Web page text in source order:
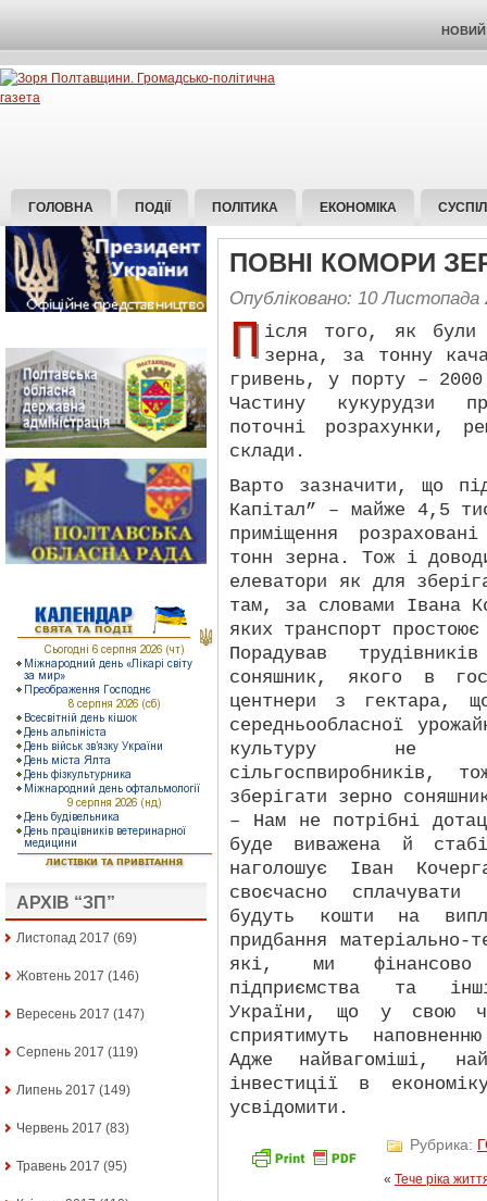
НОВИЙ
ГОЛОВНА ПОДІЇ ПОЛІТИКА ЕКОНОМІКА
АРХІВ “ЗП”
Листопад 2017 (69)
Жовтень 2017 (146)
Вересень 2017 (147)
Серпень 2017 (119)
Липень 2017 (149)
Червень 2017 (83)
Травень 2017 (95)
ПОВНІ КОМОРИ
Опубліковано: 10 Листопада
П ісля того, як були
зерна, за тонну
гривень, у порту –
Частину кукурудзи
поточні розрахунки,
склади.
Варто зазначити, що
Капітал” – майже 4,5
приміщення
тонн зерна. Тож і
елеватори як для
там, за словами Івана
яких транспорт
Порадував
соняшник, якого в
центнери з гектара,
середньообласної
культуру не
сільгоспвиробників,
зберігати зерно
– Нам не потрібні
буде виважена й
наголошує Іван
своєчасно
будуть кошти на
придбання матеріально-
які, ми фінансово
підприємства та
України, що у свою
сприятимуть
Адже найвагоміші,
інвестиції в
усвідомити.
Рубрика:
« Тече ріка